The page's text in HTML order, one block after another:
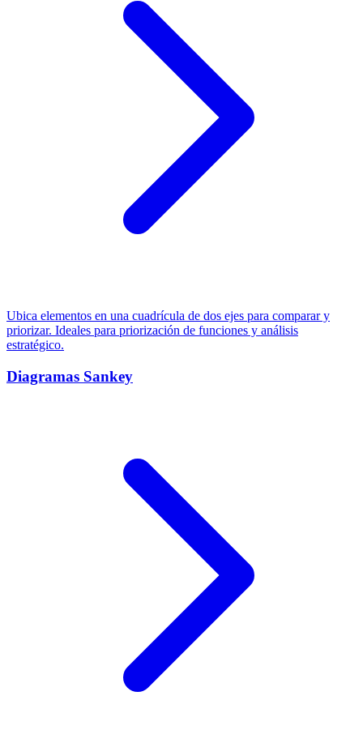
Ubica elementos en una cuadrícula de dos ejes para comparar y
priorizar. Ideales para priorización de funciones y análisis
estratégico.
Diagramas Sankey